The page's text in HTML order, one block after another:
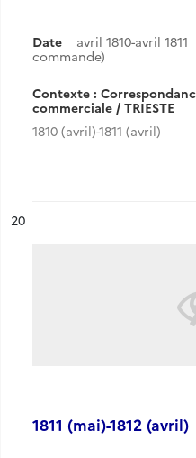
Date avril 1810-avril 1811
commande)
Contexte :
commerciale / TRIESTE
1810 (avril)-1811 (avril)
n°
20
1811 (mai)-1812 (avril)